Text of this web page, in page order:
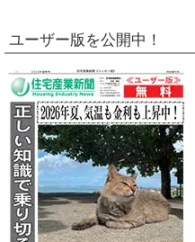
ユーザー版を公開中！